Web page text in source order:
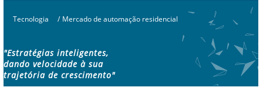
Tecnologia / Mercado de automação residencial
"Estratégias inteligentes,
dando velocidade à sua
trajetória de crescimento"